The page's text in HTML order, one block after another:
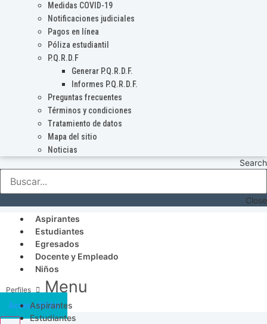
Medidas COVID-19
Notificaciones judiciales
Pagos en línea
Póliza estudiantil
P.Q.R.D.F
Generar P.Q.R.D.F.
Informes P.Q.R.D.F.
Preguntas frecuentes
Términos y condiciones
Tratamiento de datos
Mapa del sitio
Noticias
Search
Close
Aspirantes
Estudiantes
Egresados
Docente y Empleado
Niños
Menu
Aspirantes
Estudiantes
Acceso SICAU